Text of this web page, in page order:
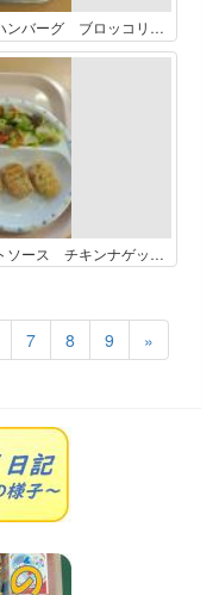
２月13日（金） ごはん 牛乳 ハートハンバーグ ブロッコリーフレンチサラダ ミネストローネ チョコクレープ
２月12日（木） スパゲッティ麺 ミートソース チキンナゲット キャベツときのこのマリネ ジョア（プレーン）
7 8 9 »